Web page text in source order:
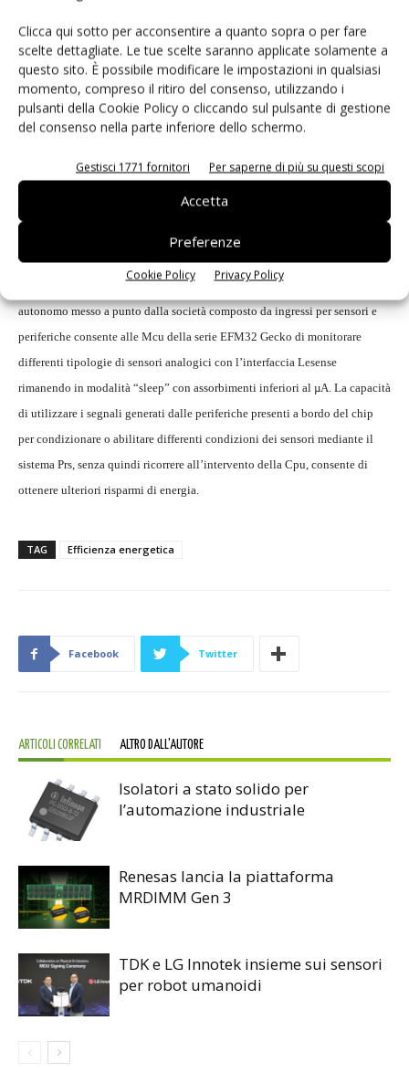
Clicca qui sotto per acconsentire a quanto sopra o per fare
scelte dettagliate. Le tue scelte saranno applicate solamente a
questo sito. È possibile modificare le impostazioni in qualsiasi
momento, compreso il ritiro del consenso, utilizzando i
pulsanti della Cookie Policy o cliccando sul pulsante di gestione
del consenso nella parte inferiore dello schermo.
Gestisci 1771 fornitori Per saperne di più su questi scopi
Accetta
Preferenze
Cookie Policy Privacy Policy
sensore. La combinazione tra l’interfaccia Lesense e il
sistema Prs consente l’implementazione di soluzioni più
complesse per garantire un ulteriore risparmio di energia
in altri tipi di applicazioni, in particolar modo sistemi di
controllo e di retroazione.
Ulteriori risparmi di energia
In definitiva, Energy Micro si è proposta di risolvere uno dei principali
problemi dei progettisti di apparecchiature che devono offrire modalità di
“stand-by” a basso consumo ma si trovano costretti ad adottare Mcu che si
“risvegliano” su base periodica per rilevare eventi esterni. Il sistema
autonomo messo a punto dalla società composto da ingressi per sensori e
periferiche consente alle Mcu della serie EFM32 Gecko di monitorare
differenti tipologie di sensori analogici con l’interfaccia Lesense
rimanendo in modalità “sleep” con assorbimenti inferiori al µA. La capacità
di utilizzare i segnali generati dalle periferiche presenti a bordo del chip
per condizionare o abilitare differenti condizioni dei sensori mediante il
sistema Prs, senza quindi ricorrere all’intervento della Cpu, consente di
ottenere ulteriori risparmi di energia.
TAG Efficienza energetica
Facebook Twitter
ARTICOLI CORRELATI ALTRO DALL'AUTORE
Isolatori a stato solido per
l’automazione industriale
Renesas lancia la piattaforma
MRDIMM Gen 3
TDK e LG Innotek insieme sui sensori
per robot umanoidi